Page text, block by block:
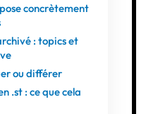
concrètement
: topics et
ou différer
.st : ce que cela